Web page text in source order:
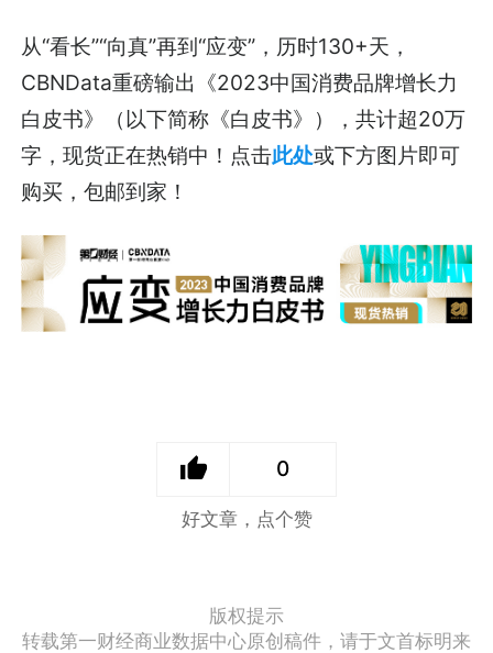
从“看长”“向真”再到“应变”，历时130+天，
CBNData重磅输出《2023中国消费品牌增长力
白皮书》（以下简称《白皮书》），共计超20万
字，现货正在热销中！点击此处或下方图片即可
购买，包邮到家！
0
好文章，点个赞
版权提示
转载第一财经商业数据中心原创稿件，请于文首标明来